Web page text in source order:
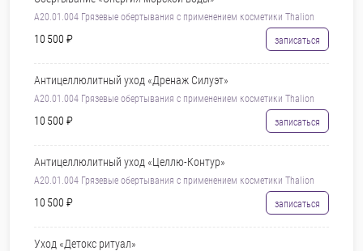
A20.01.004 Грязевые обертывания с применением косметики Thalion
10 500 ₽ записаться
Антицеллюлитный уход «Дренаж Силуэт»
A20.01.004 Грязевые обертывания с применением косметики Thalion
10 500 ₽ записаться
Антицеллюлитный уход «Целлю-Контур»
A20.01.004 Грязевые обертывания с применением косметики Thalion
10 500 ₽ записаться
Уход «Детокс ритуал»